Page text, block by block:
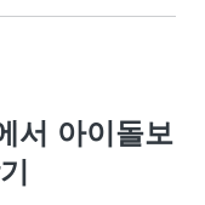
서 아이돌보